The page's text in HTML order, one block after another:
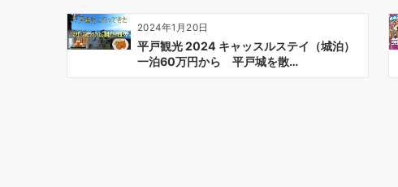
2024年1月20日
平戸観光 2024 キャッスルステイ（城泊）
一泊60万円から 平戸城を散…